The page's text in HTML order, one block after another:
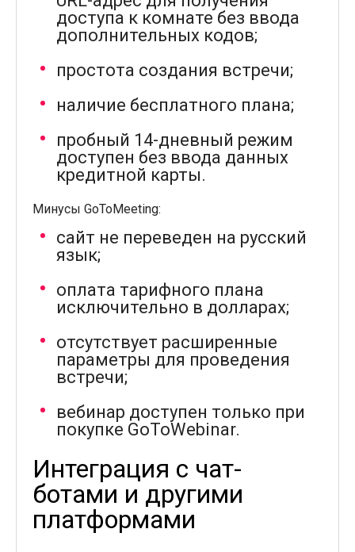
доступа к комнате без ввода
дополнительных кодов;
простота создания встречи;
наличие бесплатного плана;
пробный 14-дневный режим
доступен без ввода данных
кредитной карты.
Минусы GoToMeeting:
сайт не переведен на русский
язык;
оплата тарифного плана
исключительно в долларах;
отсутствует расширенные
параметры для проведения
встречи;
вебинар доступен только при
покупке GoToWebinar.
Интеграция с чат-
ботами и другими
платформами